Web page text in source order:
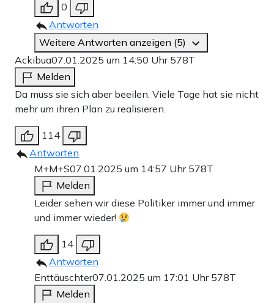
0
Antworten
Weitere Antworten anzeigen (5)
Ackibua07.01.2025 um 14:50 Uhr 578T
Melden
Da muss sie sich aber beeilen. Viele Tage hat sie nicht
mehr um ihren Plan zu realisieren.
114
Antworten
M+M+S07.01.2025 um 14:57 Uhr 578T
Melden
Leider sehen wir diese Politiker immer und immer
und immer wieder!
14
Antworten
Enttäuschter07.01.2025 um 17:01 Uhr 578T
Melden